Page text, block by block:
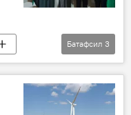
Батафсил 3